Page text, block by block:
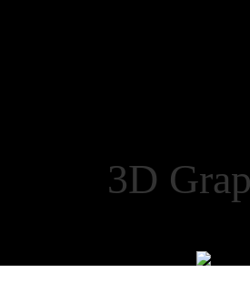
3D